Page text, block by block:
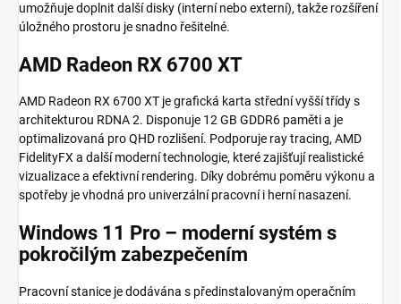
umožňuje doplnit další disky (interní nebo externí), takže rozšíření
úložného prostoru je snadno řešitelné.
AMD Radeon RX 6700 XT
AMD Radeon RX 6700 XT je grafická karta střední vyšší třídy s
architekturou RDNA 2. Disponuje 12 GB GDDR6 paměti a je
optimalizovaná pro QHD rozlišení. Podporuje ray tracing, AMD
FidelityFX a další moderní technologie, které zajišťují realistické
vizualizace a efektivní rendering. Díky dobrému poměru výkonu a
spotřeby je vhodná pro univerzální pracovní i herní nasazení.
Windows 11 Pro – moderní systém s
pokročilým zabezpečením
Pracovní stanice je dodávána s předinstalovaným operačním